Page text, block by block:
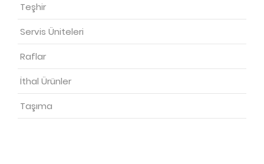
Teşhir
Servis Üniteleri
Raflar
İthal Ürünler
Taşıma